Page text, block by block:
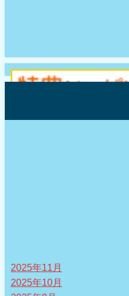
2025年11月
2025年10月